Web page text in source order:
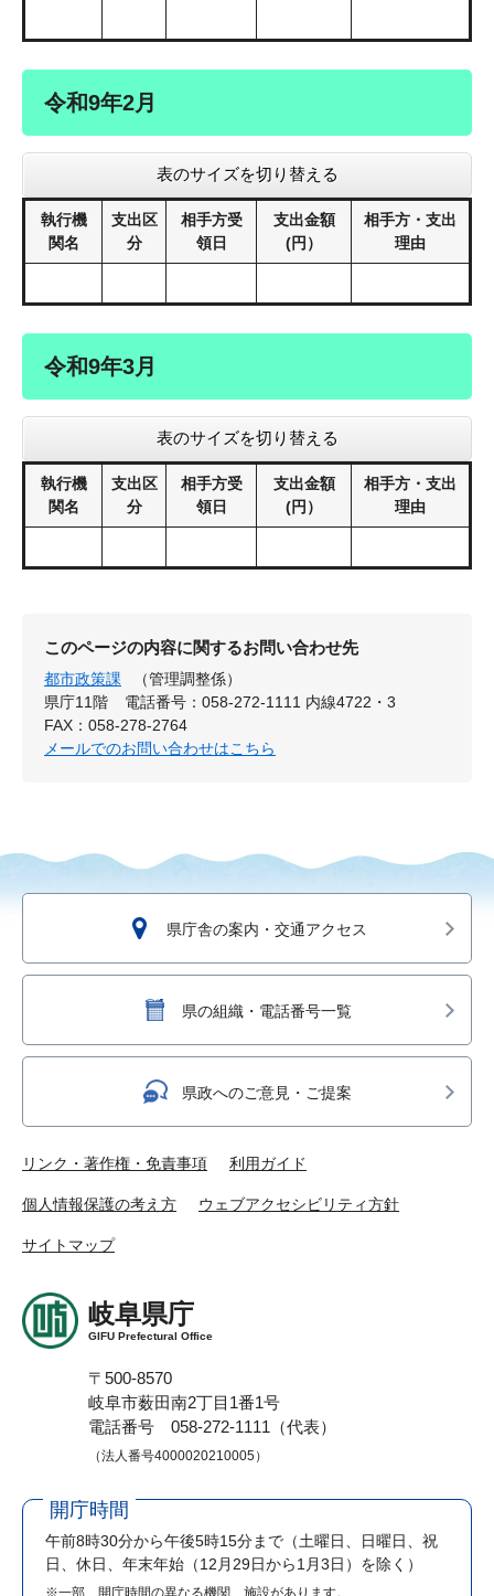
令和9年2月
表のサイズを切り替える
執行機
関名
支出区
分
相手方受
領日
支出金額
(円）
相手方・支出
理由
令和9年3月
表のサイズを切り替える
執行機
関名
支出区
分
相手方受
領日
支出金額
(円）
相手方・支出
理由
このページの内容に関するお問い合わせ先
都市政策課
（管理調整係）
県庁11階
電話番号：058-272-1111 内線4722・3
FAX：058-278-2764
メールでのお問い合わせはこちら
県庁舎の案内・交通アクセス
県の組織・電話番号一覧
県政へのご意見・ご提案
リンク・著作権・免責事項 利用ガイド
個人情報保護の考え方 ウェブアクセシビリティ方針
サイトマップ
岐阜県庁
GIFU Prefectural Office
〒500-8570
岐阜市薮田南2丁目1番1号
電話番号 058-272-1111（代表）
（法人番号4000020210005）
開庁時間
午前8時30分から午後5時15分まで （土曜日、日曜日、祝
日、休日、年末年始（12月29日から1月3日）を除く）